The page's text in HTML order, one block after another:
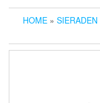
HOME » SIERADEN